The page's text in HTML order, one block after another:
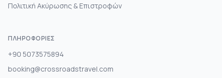
Πολιτική Ακύρωσης & Επιστροφών
ΠΛΗΡΟΦΟΡΊΕΣ
+90 5073575894
booking@crossroadstravel.com